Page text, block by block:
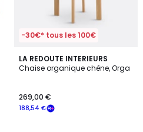
-30€* tous les 100€
LA REDOUTE INTERIEURS
Chaise organique chêne, Orga
188,54 €
269,00 €
4,8
/ 5